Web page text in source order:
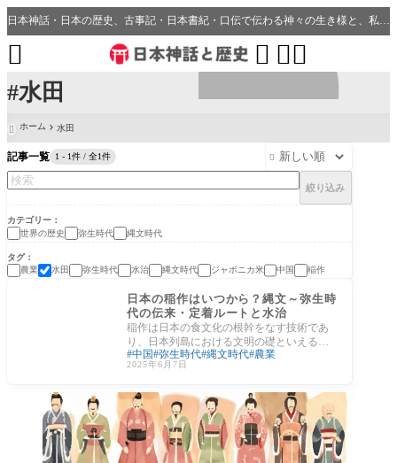
#水田
日本神話・日本の歴史、古事記・日本書紀・口伝で伝わる神々の生き様と、私たちの分野・生活、開運、神社との繋がり
 

 ホーム 水田
記事一覧 1 - 1件 / 全1件 
絞り込み
カテゴリー
世界の歴史
弥生時代 縄文時代
タグ
農業
水田 弥生時代 水治 縄文時代 ジャポニカ米 中国 稲作
世界の歴史
日本の稲作はいつから？縄文～弥生時
代の伝来・定着ルートと水治
稲作は日本の食文化の根幹をなす技術であ
り、日本列島における文明の礎といえる存
在です。教科書や歴史書では「稲作は弥生
時代に
中国 弥生時代 縄文時代 農業
2025年6月7日